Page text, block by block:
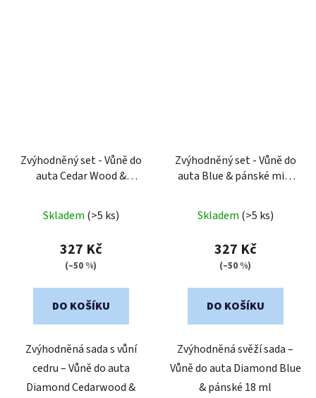
Zvýhodněný set - Vůně do
auta Cedar Wood &
Durmierre a Garmett
Skladem (>5 ks)
327 Kč
(–50 %)
DO KOŠÍKU
Zvýhodněná sada s vůní
cedru – Vůně do auta
Diamond Cedarwood &
Zvýhodněný set - Vůně do
auta Blue & pánské mini
Skladem (>5 ks)
327 Kč
(–50 %)
DO KOŠÍKU
Zvýhodněná svěží sada –
Vůně do auta Diamond Blue
& pánské 18 ml